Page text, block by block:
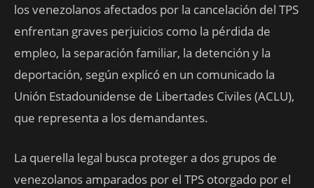
los venezolanos afectados por la cancelación del TPS
enfrentan graves perjuicios como la pérdida de
empleo, la separación familiar, la detención y la
deportación, según explicó en un comunicado la
Unión Estadounidense de Libertades Civiles (ACLU),
que representa a los demandantes.
La querella legal busca proteger a dos grupos de
venezolanos amparados por el TPS otorgado por el